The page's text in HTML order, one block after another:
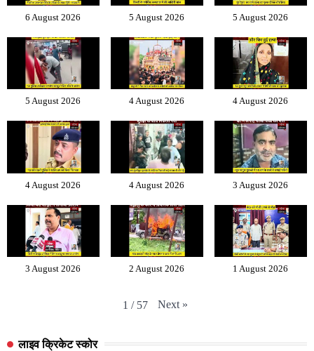
6 August 2026 5 August 2026 5 August 2026
5 August 2026 4 August 2026 4 August 2026
4 August 2026 4 August 2026 3 August 2026
3 August 2026 2 August 2026 1 August 2026
1 / 57 Next »
लाइव क्रिकेट स्कोर